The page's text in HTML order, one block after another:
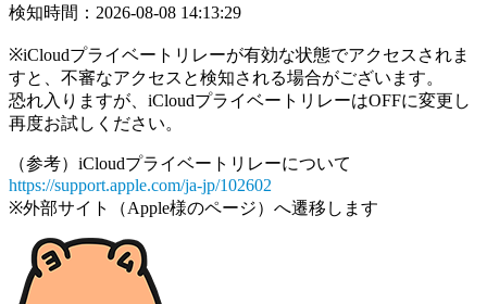
検知時間：2026-08-08 14:13:29
※iCloudプライベートリレーが有効な状態でアクセスされま
すと、不審なアクセスと検知される場合がございます。
恐れ入りますが、iCloudプライベートリレーはOFFに変更し
再度お試しください。
（参考）iCloudプライベートリレーについて
https://support.apple.com/ja-jp/102602
※外部サイト（Apple様のページ）へ遷移します